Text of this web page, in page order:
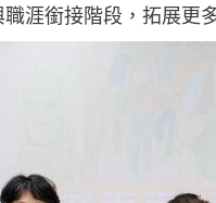
涯銜接階段，拓展更